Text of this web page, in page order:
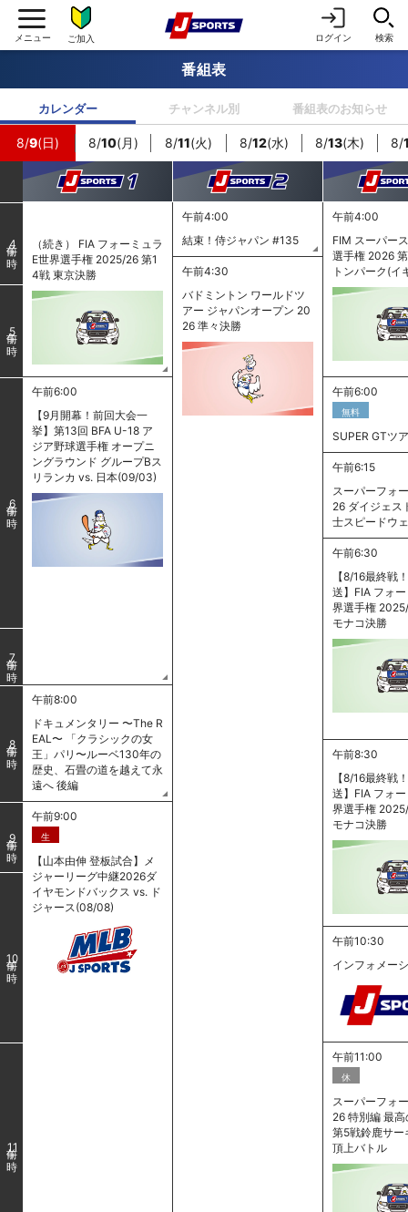
ご加入 ログイン 検索
番組表
カレンダー チャンネル別 番組表のお知らせ
8/9(日) 8/10(月) 8/11(火) 8/12(水) 8/13(木) 8/
4
（続き） FIA フォーミュラ
E世界選手権 2025/26 第1
4戦 東京決勝
午前4:00
結束！侍ジャパン #135
午前4:00
FIM スーパー
選手権 2026
トンパーク(イ
午前4:30
バドミントン ワールドツ
アー ジャパンオープン 20
26 準々決勝
5
6
午前6:00
【9月開幕！前回大会一
挙】第13回 BFA U-18 ア
ジア野球選手権 オープニ
ングラウンド グループBス
リランカ vs. 日本(09/03)
午前6:00
無料
SUPER GTツ
午前6:15
スーパーフォ
26 ダイジェス
士スピードウ
午前6:30
【8/16最終戦
送】FIA フォ
界選手権
モナコ決勝
7
8
午前8:00
ドキュメンタリー 〜The R
EAL〜 「クラシックの女
王」パリ〜ルーベ130年の
歴史、石畳の道を越えて永
遠へ 後編
午前8:30
【8/16最終戦
送】FIA フォ
界選手権
モナコ決勝
9
午前9:00
生
【山本由伸 登板試合】メ
ジャーリーグ中継2026ダ
イヤモンドバックス vs. ド
ジャース(08/08)
10
午前10:30
インフォメー
11
午前11:00
休
スーパーフォ
26 特別編 最
第5戦鈴鹿サー
頂上バトル